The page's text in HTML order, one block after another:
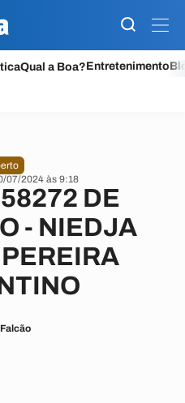
Qual a Boa?Entretenimento
07/2024 às 9:18
DE
- NIEDJA